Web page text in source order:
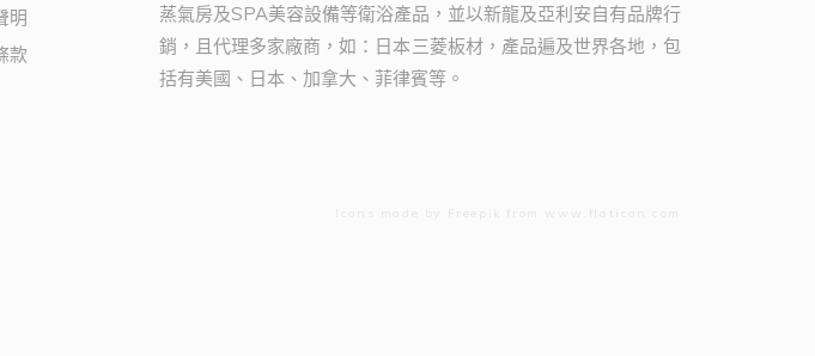
明
款
蒸氣房及SPA美容設備等衛浴產品，並以新龍及亞利安自有品牌行
銷，且代理多家廠商，如：日本三菱板材，產品遍及世界各地，包
括有美國、日本、加拿大、菲律賓等。
Icons made by Freepik from www.flaticon.com